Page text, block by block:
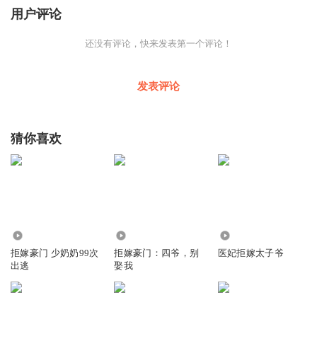
用户评论
还没有评论，快来发表第一个评论！
发表评论
猜你喜欢
拒嫁豪门 少奶奶99次
出逃
拒嫁豪门：四爷，别
娶我
医妃拒嫁太子爷